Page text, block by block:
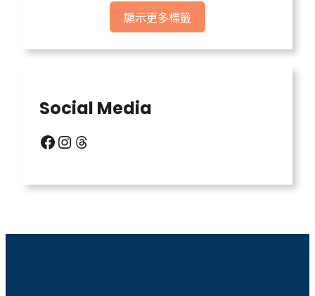
世界盃足球
世界盃運彩
娛樂城
娛樂城優惠
顯示更多標籤
Social Media
Facebook Instagram Threads